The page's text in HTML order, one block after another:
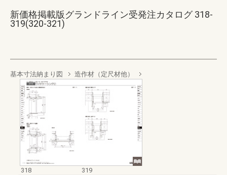
新価格掲載版グランドライン受発注カタログ 318-
319(320-321)
基本寸法納まり図 造作材（定尺材他）
318
319